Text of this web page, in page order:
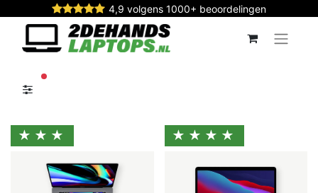
4,9 volgens 1000+ beoordelingen
actieve filters
★★★ ★★★★